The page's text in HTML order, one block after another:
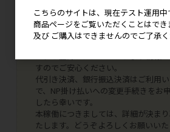
現在、こちらのサイトはテスト運用中
ログイン 及び ご購入はできませんの
い。
すのでご安心ください。
代引き決済、銀行振込決済はご利用
で、NP掛け払いへの変更手続きをお
したら幸いです。
本稼働につきましては、詳細が決ま
たします。どうぞよろしくお願いいた
こちらのサイトは、現在テスト運用中
商品ページをご覧いただくことはで
及び ご購入はできませんのでご了承く